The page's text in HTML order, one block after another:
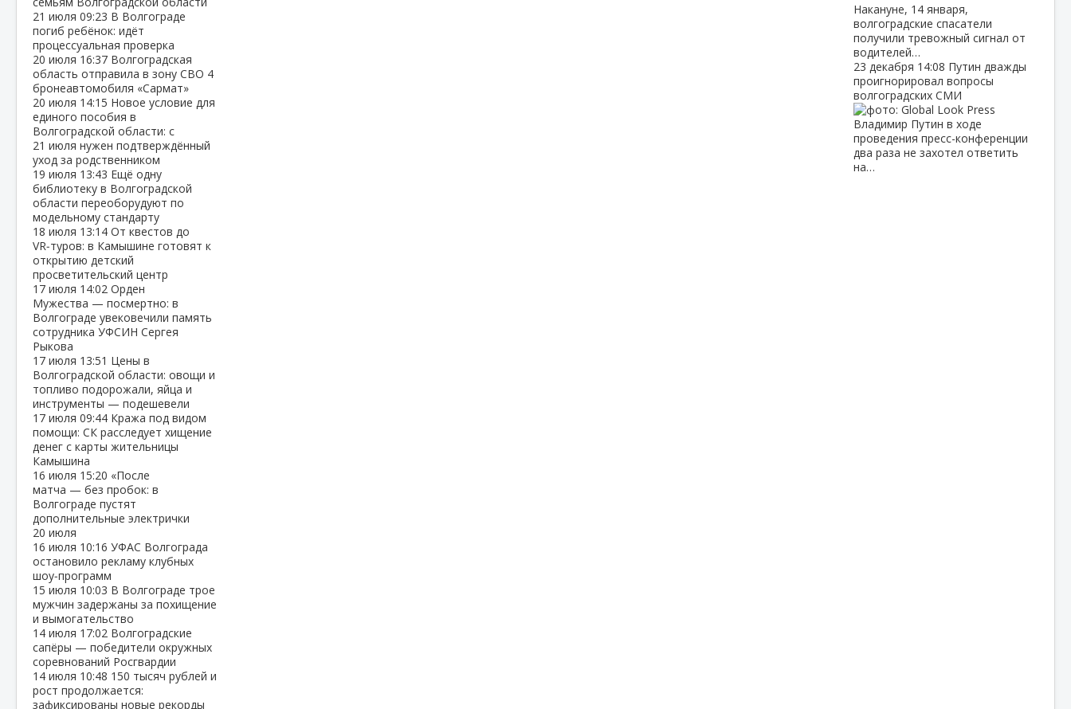
21 июля 09:23 В Волгограде
погиб ребёнок: идёт
процессуальная проверка
20 июля 16:37 Волгоградская
область отправила в зону СВО 4
бронеавтомобиля «Сармат»
20 июля 14:15 Новое условие для
единого пособия в
Волгоградской области: с
21 июля нужен подтверждённый
уход за родственником
19 июля 13:43 Ещё одну
библиотеку в Волгоградской
области переоборудуют по
модельному стандарту
18 июля 13:14 От квестов до
VR‑туров: в Камышине готовят к
открытию детский
просветительский центр
17 июля 14:02 Орден
Мужества — посмертно: в
Волгограде увековечили память
сотрудника УФСИН Сергея
Рыкова
17 июля 13:51 Цены в
Волгоградской области: овощи и
топливо подорожали, яйца и
инструменты — подешевели
17 июля 09:44 Кража под видом
помощи: СК расследует хищение
денег с карты жительницы
Камышина
16 июля 15:20 «После
матча — без пробок: в
Волгограде пустят
дополнительные электрички
20 июля
16 июля 10:16 УФАС Волгограда
остановило рекламу клубных
шоу‑программ
15 июля 10:03 В Волгограде трое
мужчин задержаны за похищение
и вымогательство
14 июля 17:02 Волгоградские
сапёры — победители окружных
соревнований Росгвардии
14 июля 10:48 150 тысяч рублей и
рост продолжается:
зафиксированы новые рекорды
Накануне, 14 января,
волгоградские спасатели
получили тревожный сигнал от
водителей…
23 декабря 14:08 Путин дважды
проигнорировал вопросы
волгоградских СМИ
Владимир Путин в ходе
проведения пресс-конференции
два раза не захотел ответить
на…